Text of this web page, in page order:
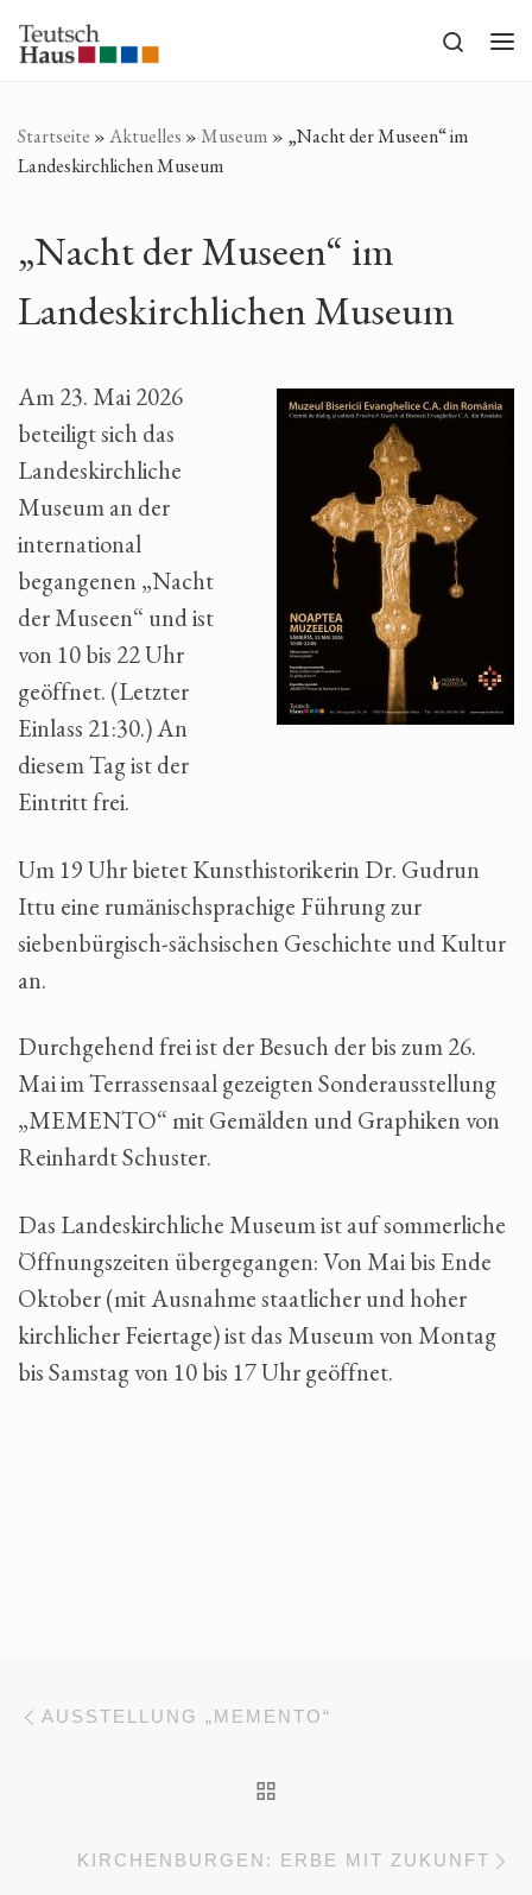
Zum Inhalt springen
Search
Startseite »Aktuelles » Museum » „Nacht der Museen“ im
Landeskirchlichen Museum
„Nacht der Museen“ im
Landeskirchlichen Museum
Am 23. Mai 2026
beteiligt sich das
Landeskirchliche
Museum an der
international
begangenen „Nacht
der Museen“ und ist
von 10 bis 22 Uhr
geöffnet. (Letzter
Einlass 21:30.) An
diesem Tag ist der
Eintritt frei.
Um 19 Uhr bietet Kunsthistorikerin Dr. Gudrun
Ittu eine rumänischsprachige Führung zur
siebenbürgisch-sächsischen Geschichte und Kultur
an.
Durchgehend frei ist der Besuch der bis zum 26.
Mai im Terrassensaal gezeigten Sonderausstellung
„MEMENTO“ mit Gemälden und Graphiken von
Reinhardt Schuster.
Das Landeskirchliche Museum ist auf sommerliche
Öffnungszeiten übergegangen: Von Mai bis Ende
Oktober (mit Ausnahme staatlicher und hoher
kirchlicher Feiertage) ist das Museum von Montag
bis Samstag von 10 bis 17 Uhr geöffnet.
Beitragsnavigation
AUSSTELLUNG „MEMENTO“
KIRCHENBURGEN: ERBE MIT ZUKUNFT